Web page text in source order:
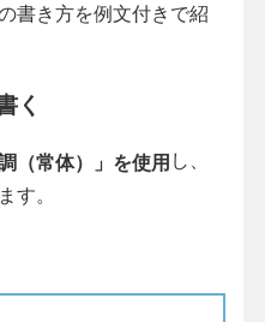
書き方を例文付きで紹
く
（常体）」を使用 し、
す。